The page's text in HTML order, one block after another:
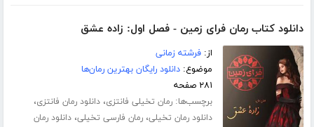
دانلود کتاب رمان فرای زمین - فصل اول: زاده عشق
از:فرشته زمانی
موضوع:دانلود رایگان بهترین رمان‌ها
۲۸۱ صفحه
برچسب‌ها:رمان تخیلی فانتزی،دانلود رمان فانتزی،
دانلود رمان تخیلی،رمان فارسی تخیلی،دانلود رمان